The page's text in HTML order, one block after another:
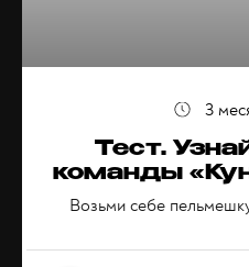
Тест.
команды
Возьми себе
3